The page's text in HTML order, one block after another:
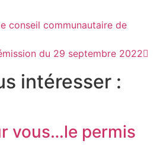
conseil communautaire de
du 29 septembre 2022
intéresser :
vous…le permis